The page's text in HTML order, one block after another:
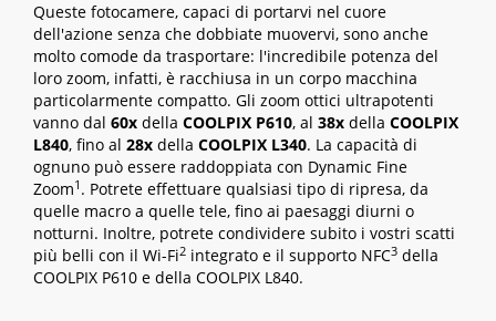
Queste fotocamere, capaci di portarvi nel cuore
dell'azione senza che dobbiate muovervi, sono anche
molto comode da trasportare: l'incredibile potenza del
loro zoom, infatti, è racchiusa in un corpo macchina
particolarmente compatto. Gli zoom ottici ultrapotenti
vanno dal 60x della COOLPIX P610, al 38x della COOLPIX
L840, fino al 28x della COOLPIX L340. La capacità di
ognuno può essere raddoppiata con Dynamic Fine
Zoom1 . Potrete effettuare qualsiasi tipo di ripresa, da
quelle macro a quelle tele, fino ai paesaggi diurni o
notturni. Inoltre, potrete condividere subito i vostri scatti
più belli con il Wi-Fi2 integrato e il supporto NFC3 della
COOLPIX P610 e della COOLPIX L840.